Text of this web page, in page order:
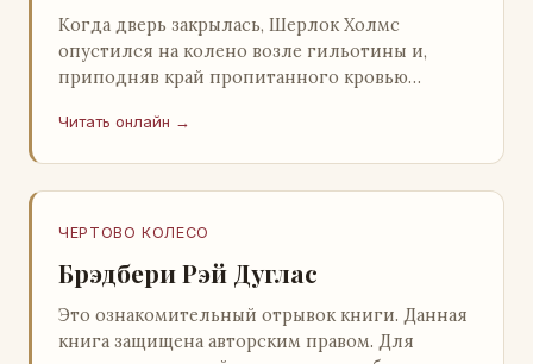
Когда дверь закрылась, Шерлок Холмс
опустился на колено возле гильотины и,
приподняв край пропитанного кровью
скрывался под ним…
Читать онлайн →
ЧЕРТОВО КОЛЕСО
Брэдбери Рэй Дуглас
Это ознакомительный отрывок книги. Данная
книга защищена авторским правом. Для